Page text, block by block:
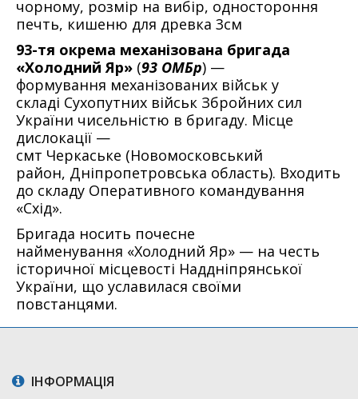
чорному, розмір на вибір, одностороння
печть, кишеню для древка 3см
93-тя окрема механізована бригада
«Холодний Яр» (93 ОМБр) —
формування механізованих військ у
складі Сухопутних військ Збройних сил
України чисельністю в бригаду. Місце
дислокації —
смт Черкаське (Новомосковський
район, Дніпропетровська область). Входить
до складу Оперативного командування
«Схід».
Бригада носить почесне
найменування «Холодний Яр» — на честь
історичної місцевості Наддніпрянської
України, що уславилася своїми
повстанцями.
ІНФОРМАЦІЯ